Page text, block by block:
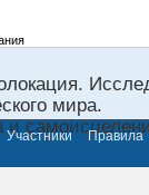
мира.
и
Участники Правила